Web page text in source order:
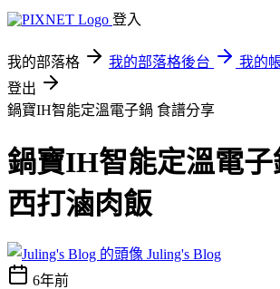
登入
我的部落格 我的部落格後台
我的
登出
鍋寶IH智能定溫電子鍋 食譜分享
鍋寶IH智能定溫電子
西打滷肉飯
Juling's Blog
6年前